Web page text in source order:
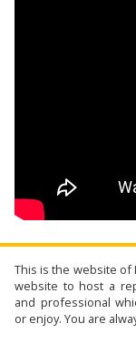
This is the website of
website to host a
and professional
or enjoy. You are